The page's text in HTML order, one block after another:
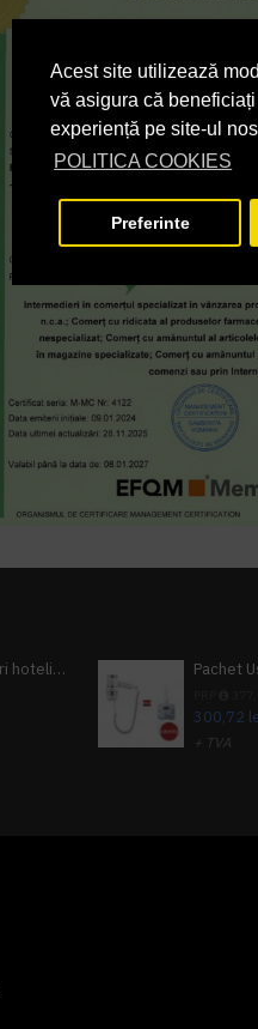
Acest site utilizează
vă asigura că
experiență pe site-ul
POLITICA COOKIES
Preferinte
Pachet 100 seturi hoteliere, set dentar, set barbierit, casca de dus, pila unghii, set cusut
300,72
+ TVA